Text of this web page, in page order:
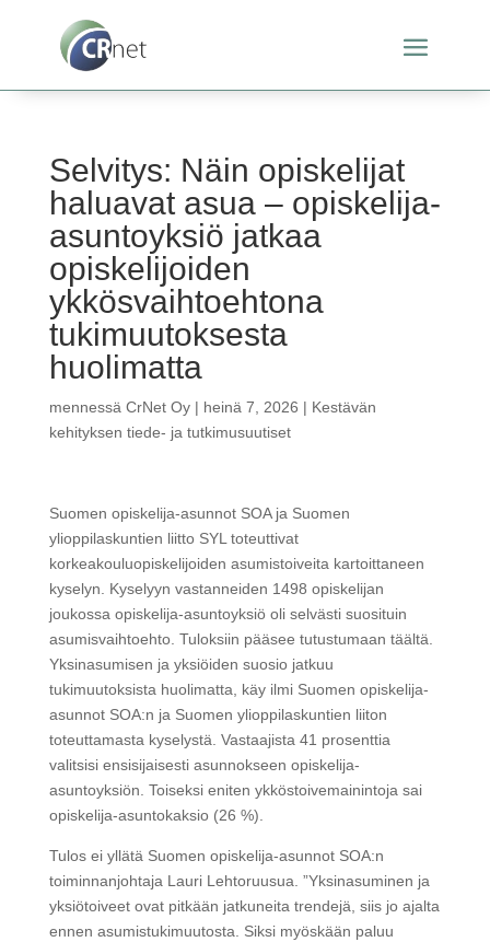
Selvitys: Näin opiskelijat
haluavat asua – opiskelija-
asuntoyksiö jatkaa
opiskelijoiden
ykkösvaihtoehtona
tukimuutoksesta
huolimatta
mennessä CrNet Oy| heinä 7, 2026 | Kestävän
kehityksen tiede- ja tutkimusuutiset
Suomen opiskelija-asunnot SOA ja Suomen
ylioppilaskuntien liitto SYL toteuttivat
korkeakouluopiskelijoiden asumistoiveita kartoittaneen
kyselyn. Kyselyyn vastanneiden 1498 opiskelijan
joukossa opiskelija-asuntoyksiö oli selvästi suosituin
asumisvaihtoehto. Tuloksiin pääsee tutustumaan täältä.
Yksinasumisen ja yksiöiden suosio jatkuu
tukimuutoksista huolimatta, käy ilmi Suomen opiskelija-
asunnot SOA:n ja Suomen ylioppilaskuntien liiton
toteuttamasta kyselystä. Vastaajista 41 prosenttia
valitsisi ensisijaisesti asunnokseen opiskelija-
asuntoyksiön. Toiseksi eniten ykköstoivemainintoja sai
opiskelija-asuntokaksio (26 %).
Tulos ei yllätä Suomen opiskelija-asunnot SOA:n
toiminnanjohtaja Lauri Lehtoruusua. ”Yksinasuminen ja
yksiötoiveet ovat pitkään jatkuneita trendejä, siis jo ajalta
ennen asumistukimuutosta. Siksi myöskään paluu